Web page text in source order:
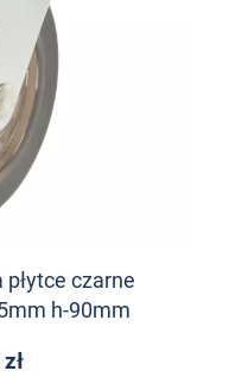
płytce czarne
h-90mm